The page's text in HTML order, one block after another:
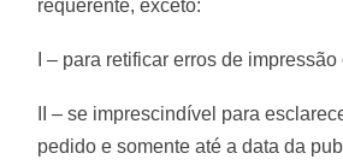
requerente, exceto:
I – para retificar erros de
II – se imprescindível para
pedido e somente até a data da